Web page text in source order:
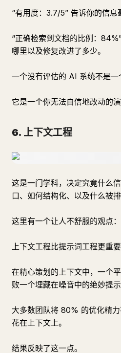
“有用度：3.7/5” 告诉你的信息
“正确检索到文档的比例：
哪里以及修复改进了多少。
一个没有评估的 AI 系统不是一
它是一个你无法自信地改动的演
6. 上下文工程
这是一门学科，决定究竟什么
口、如何结构化、以及什么被排
这里有一个让人不舒服的观点：
上下文工程比提示词工程更重要
在精心策划的上下文中，一个
败一个埋藏在噪音中的绝妙提
大多数团队将 80% 的优化精
花在上下文上。
结果反映了这一点。